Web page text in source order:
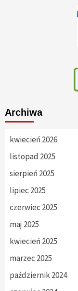
Archiwa
kwiecień 2026
listopad 2025
sierpień 2025
lipiec 2025
czerwiec 2025
maj 2025
kwiecień 2025
marzec 2025
październik 2024